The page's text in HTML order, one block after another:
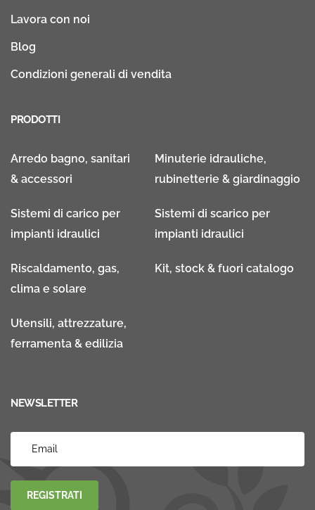
Lavora con noi
Blog
Condizioni generali di vendita
PRODOTTI
Arredo bagno, sanitari
& accessori
Minuterie idrauliche,
rubinetterie & giardinaggio
Sistemi di carico per
impianti idraulici
Sistemi di scarico per
impianti idraulici
Riscaldamento, gas,
clima e solare
Kit, stock & fuori catalogo
Utensili, attrezzature,
ferramenta & edilizia
NEWSLETTER
REGISTRATI